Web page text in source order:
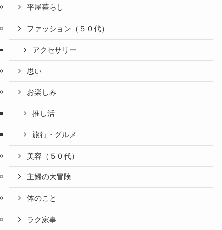
平屋暮らし
ファッション（５０代）
アクセサリー
思い
お楽しみ
推し活
旅行・グルメ
美容（５０代）
主婦の大冒険
体のこと
ラク家事